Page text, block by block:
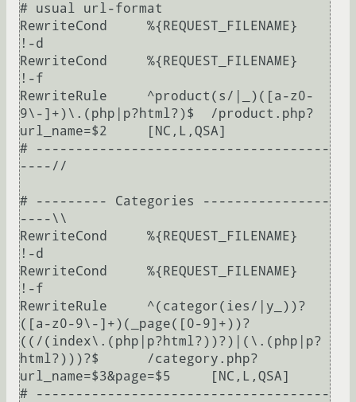
# usual url-format
RewriteCond	%{REQUEST_FILENAME}
!-d
RewriteCond	%{REQUEST_FILENAME}
!-f
RewriteRule	^product(s/|_)([a-z0-
9\-]+)\.(php|p?html?)$	/product.php?
url_name=$2	[NC,L,QSA]
# -------------------------------------
----//
# --------- Categories ----------------
----\\
RewriteCond	%{REQUEST_FILENAME}
!-d
RewriteCond	%{REQUEST_FILENAME}
!-f
RewriteRule	^(categor(ies/|y_))?
([a-z0-9\-]+)(_page([0-9]+))?
((/(index\.(php|p?html?))?)|(\.(php|p?
html?)))?$	/category.php?
url_name=$3&page=$5	[NC,L,QSA]
# -------------------------------------